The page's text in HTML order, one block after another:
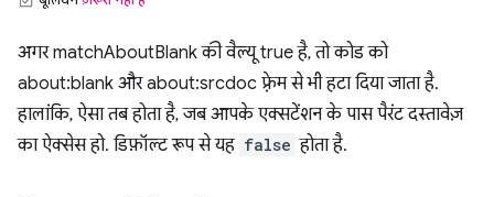
अगर matchAboutBlank की वैल्यू true है, तो कोड को
about:blank और about:srcdoc फ़्रेम से भी हटा दिया जाता है.
हालांकि, ऐसा तब होता है, जब आपके एक्सटेंशन के पास पैरंट दस्तावेज़
का ऐक्सेस हो. डिफ़ॉल्ट रूप से यह false होता है.